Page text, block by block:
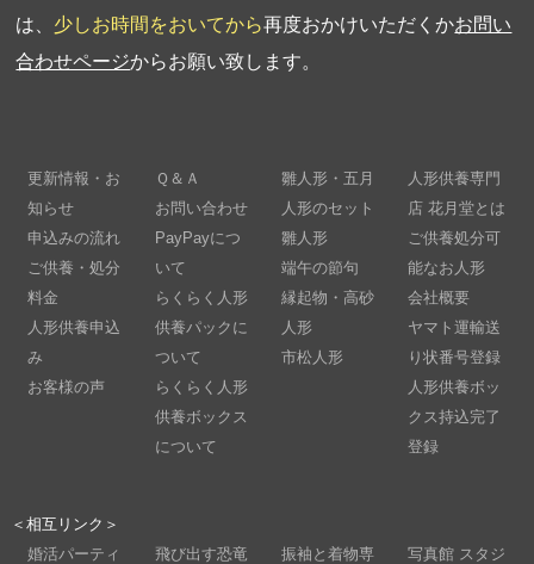
は、 少しお時間をおいてから再度おかけいただくかお問い
合わせページからお願い致します。
更新情報・お
知らせ
申込みの流れ
ご供養・処分
料金
人形供養申込
み
お客様の声
Ｑ＆Ａ
お問い合わせ
PayPayにつ
いて
らくらく人形
供養パックに
ついて
らくらく人形
供養ボックス
について
雛人形・五月
人形のセット
雛人形
端午の節句
縁起物・高砂
人形
市松人形
人形供養専門
店 花月堂とは
ご供養処分可
能なお人形
会社概要
ヤマト運輸送
り状番号登録
人形供養ボッ
クス持込完了
登録
＜相互リンク＞
婚活パーティ
飛び出す恐竜 振袖と着物専 写真館 スタジ